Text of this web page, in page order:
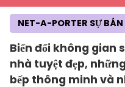
Biến đổi không gian
nhà tuyệt đẹp,
bếp thông minh và
NET-A-PORTER SỰ BÁN